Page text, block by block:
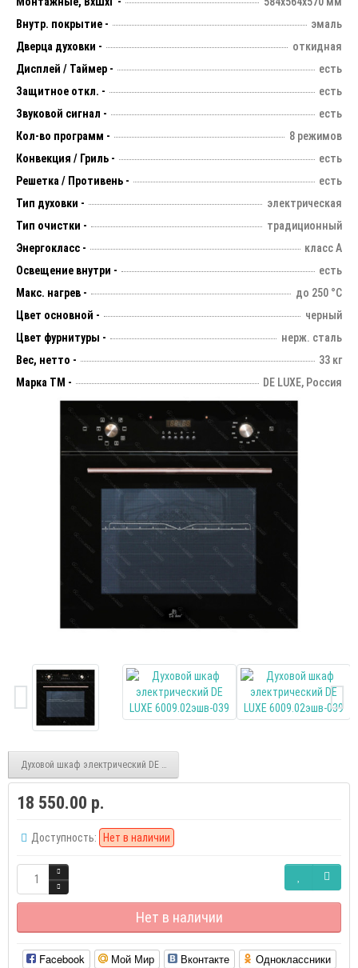
Внутр. покрытие -
эмаль
Дверца духовки -
откидная
Дисплей / Таймер -
есть
Защитное откл. -
есть
Звуковой сигнал -
есть
Кол-во программ -
8 режимов
Конвекция / Гриль -
есть
Решетка / Противень -
есть
Тип духовки -
электрическая
Тип очистки -
традиционный
Энергокласс -
класс А
Освещение внутри -
есть
Макс. нагрев -
до 250 °С
Цвет основной -
черный
Цвет фурнитуры -
нерж. сталь
Вес, нетто -
33 кг
Марка ТМ -
DE LUXE, Россия
Духовой шкаф электрический DE LUXE 6009.01эшв-040
18 550.00 р.
Доступность: Нет в наличии
Нет в наличии
Facebook Мой Мир Вконтакте Одноклассники